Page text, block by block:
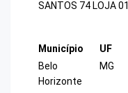
SANTOS 74 LOJA 01
Município
Belo
Horizonte
UF
MG